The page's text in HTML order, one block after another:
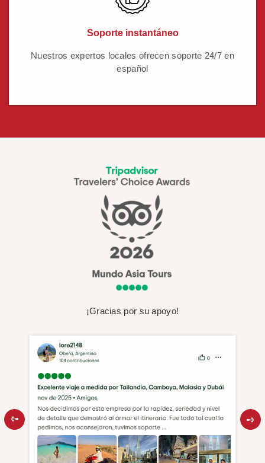
Soporte instantáneo
Nuestros expertos locales ofrecen soporte 24/7 en
español
¡Gracias por su apoyo!